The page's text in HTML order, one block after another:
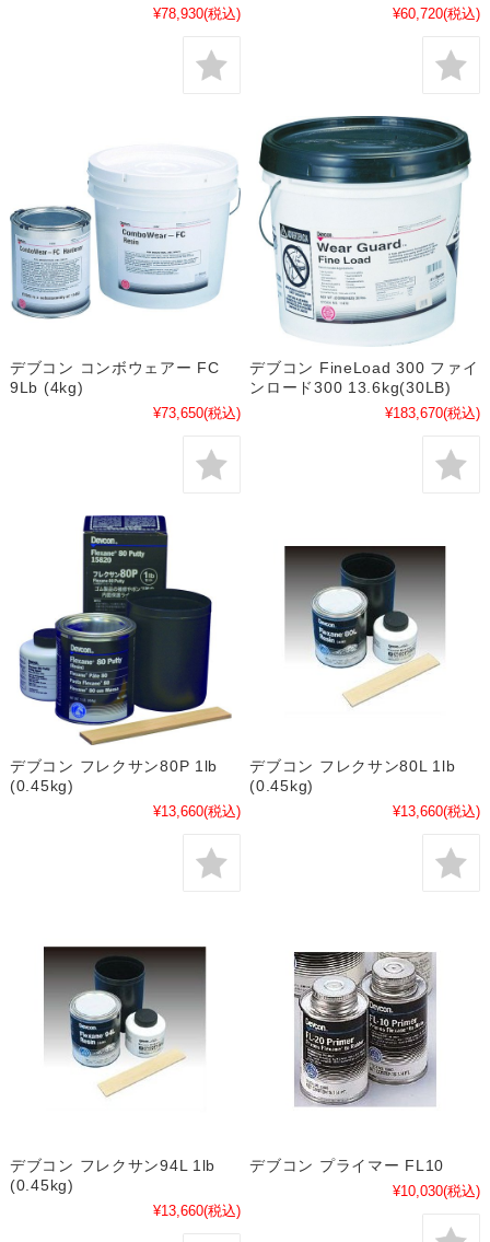
¥78,930(税込) ¥60,720(税込)
デブコン コンボウェアー FC
9Lb (4kg)
¥73,650(税込)
デブコン FineLoad 300 ファイ
ンロード300 13.6kg(30LB)
¥183,670(税込)
デブコン フレクサン80P 1lb
(0.45kg)
¥13,660(税込)
デブコン フレクサン80L 1lb
(0.45kg)
¥13,660(税込)
デブコン フレクサン94L 1lb
(0.45kg)
¥13,660(税込)
デブコン プライマー FL10
¥10,030(税込)